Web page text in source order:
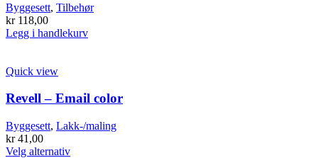
Byggesett, Tilbehør
kr118,00
Legg i handlekurv
Quick view
Revell – Email color
Byggesett, Lakk-/maling
kr41,00
Velg alternativDette